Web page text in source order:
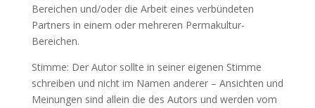
Bereichen und/oder die Arbeit eines verbündeten
Partners in einem oder mehreren Permakultur-
Bereichen.
Stimme: Der Autor sollte in seiner eigenen Stimme
schreiben und nicht im Namen anderer – Ansichten und
Meinungen sind allein die des Autors und werden vom